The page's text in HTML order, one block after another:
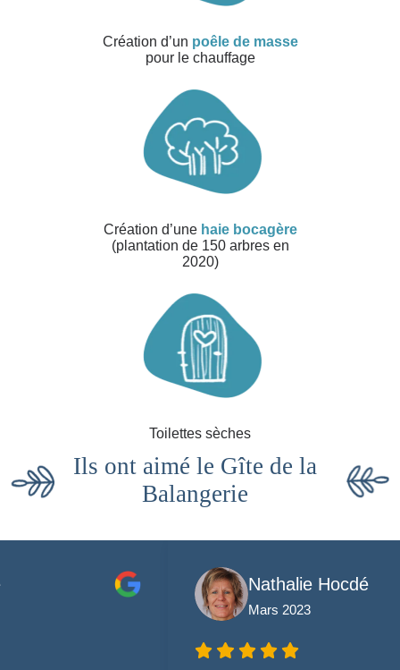
Création d’un poêle de masse
pour le chauffage
Création d’une haie bocagère
(plantation de 150 arbres en
2020)
Toilettes sèches
Ils ont aimé le Gîte de la
Balangerie
Nathalie Hocdé
Mars 2023